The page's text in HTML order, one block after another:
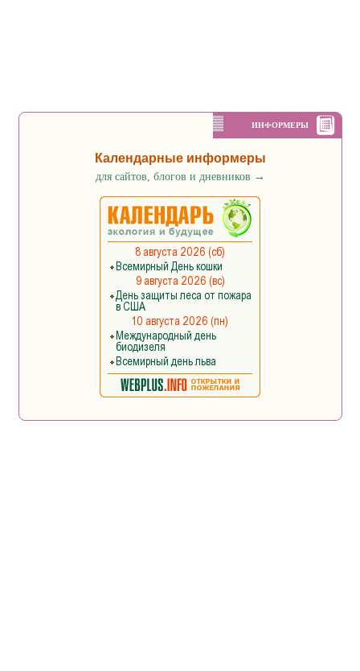
ИНФОРМЕРЫ
Календарные информеры
для сайтов, блогов и дневников →